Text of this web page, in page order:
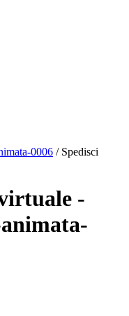
0006 / Spedisci
-